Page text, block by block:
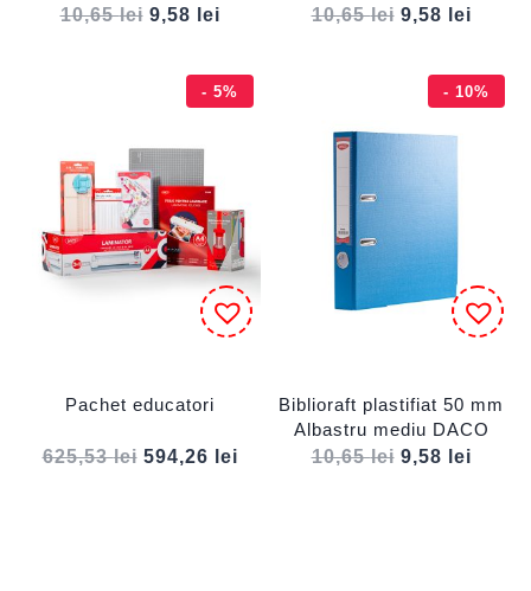
10,65lei 9,58 lei
10,65lei 9,58 lei
- 5%
Pachet educatori
625,53lei 594,26 lei
- 10%
Biblioraft plastifiat 50 mm
Albastru mediu DACO
10,65lei 9,58 lei